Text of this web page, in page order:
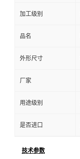
加工级别
品名
外形尺寸
厂家
用途级别
是否进口
技术参数